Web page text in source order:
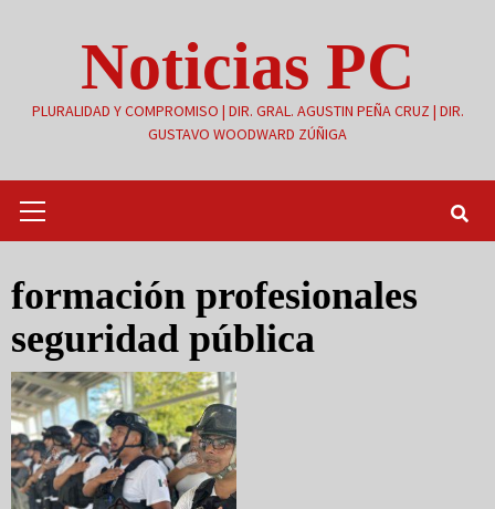
Noticias PC
PLURALIDAD Y COMPROMISO | DIR. GRAL. AGUSTIN PEÑA CRUZ | DIR.
GUSTAVO WOODWARD ZÚÑIGA
primario
formación profesionales
seguridad pública